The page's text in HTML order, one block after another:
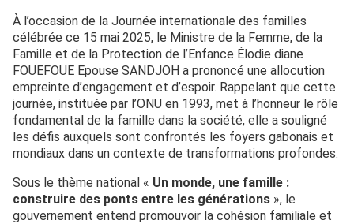
À l’occasion de la Journée internationale des familles
célébrée ce 15 mai 2025, le Ministre de la Femme, de la
Famille et de la Protection de l’Enfance Élodie diane
FOUEFOUE Epouse SANDJOH a prononcé une allocution
empreinte d’engagement et d’espoir. Rappelant que cette
journée, instituée par l’ONU en 1993, met à l’honneur le rôle
fondamental de la famille dans la société, elle a souligné
les défis auxquels sont confrontés les foyers gabonais et
mondiaux dans un contexte de transformations profondes.
Sous le thème national « Un monde, une famille :
construire des ponts entre les générations », le
gouvernement entend promouvoir la cohésion familiale et